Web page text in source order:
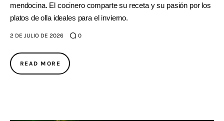
mendocina. El cocinero comparte su receta y su pasión por los
platos de olla ideales para el invierno.
2 DE JULIO DE 2026 0
READ MORE